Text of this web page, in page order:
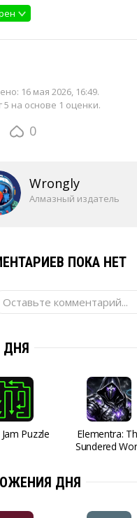
16 мая 2026, 16:49.
5 на основе 1 оценки.
0
Wrongly
Алмазный издатель
ПОКА НЕТ
Оставьте комментарий...
ДНЯ
Puzzle
Elementra:
Sundered
ДНЯ